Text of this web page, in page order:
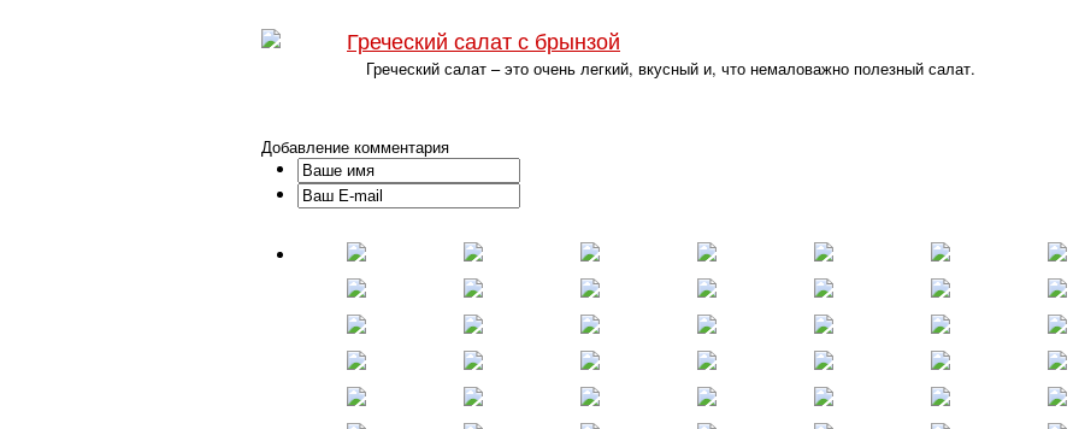
Греческий салат с брынзой
Греческий салат – это очень легкий, вкусный и, что немаловажно полезный салат.
Добавление комментария